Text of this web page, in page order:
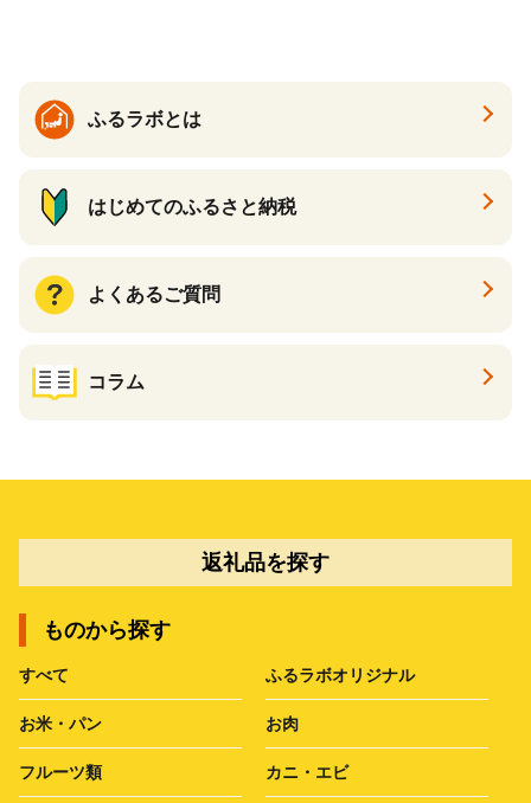
ふるラボとは
はじめてのふるさと納税
よくあるご質問
コラム
返礼品を探す
ものから探す
すべて ふるラボオリジナル
お米・パン お肉
フルーツ類 カニ・エビ